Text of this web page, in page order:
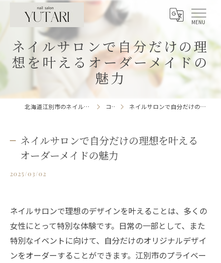
ネイルサロンで自分だけの理
想を叶えるオーダーメイドの
魅力
北海道江別市のネイルサロンならnailsalon YUTARI コラム ネイルサロンで自分だけの理想を叶えるオーダーメイドの魅力
ネイルサロンで自分だけの理想を叶える
オーダーメイドの魅力
2025/03/02
ネイルサロンで理想のデザインを叶えることは、多くの
女性にとって特別な体験です。日常の一部として、また
特別なイベントに向けて、自分だけのオリジナルデザイ
ンをオーダーすることができます。江別市のプライベー